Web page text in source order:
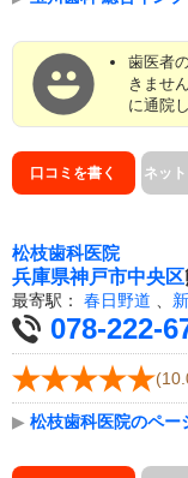
歯医者
きませ
に通院
口コミを書く ネッ
松枝歯科医院
兵庫県神戸市中央区
最寄駅： 春日野道
078-222-
▶ 松枝歯科医院のペー